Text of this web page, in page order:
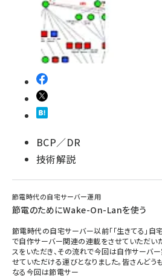
BCP／DR
技術解説
節電時代の自宅サーバー運用
節電のためにWake-On-Lanを使う
節電時代の自宅サーバー以前「「生きてる」自
で自作サーバー関連の連載をさせていただい
スをいただき、その流れで今回は自作サーバ
せていただける運びとなりました。皆さんどう
なる今回は節電サー